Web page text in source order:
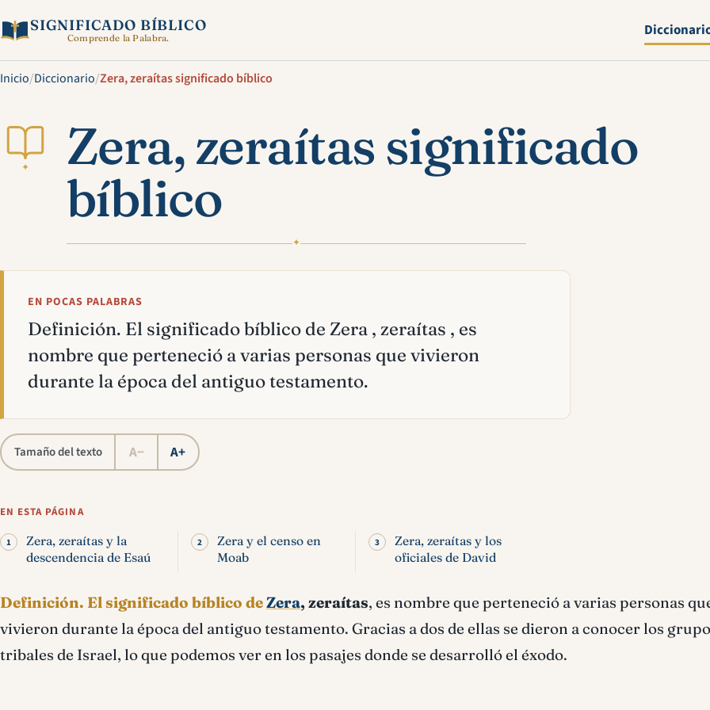
SIGNIFICADO BÍBLICO
Comprende la Palabra.
Inicio/Diccionario/Zera, zeraítas significado bíblico
✦
Zera, zeraítas significado
bíblico
✦
EN POCAS PALABRAS
Definición. El significado bíblico de Zera , zeraítas , es
nombre que perteneció a varias personas que vivieron
durante la época del antiguo testamento.
Tamaño del texto A− A+
EN ESTA PÁGINA
Zera, zeraítas y la
descendencia de Esaú
Zera y el censo en
Moab
Zera, zeraítas y los
oficiales de David
Definición. El significado bíblico deZera, zeraítas, es nombre que perteneció a varias personas
vivieron durante la época del antiguo testamento. Gracias a dos de ellas se dieron a conocer los
tribales de Israel, lo que podemos ver en los pasajes donde se desarrolló el éxodo.